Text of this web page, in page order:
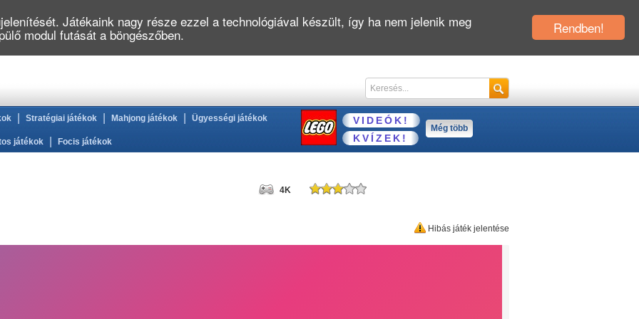
Stratégiai játékok Mahjong játékok Ügyességi játékok
játékok Focis játékok
VIDEÓK!
KVÍZEK!
Még több
4K
Hibás játék jelentése
Rendben!
Játékaink nagy része ezzel a technológiával készült, így ha nem jelenik meg
modul futását a böngészőben.